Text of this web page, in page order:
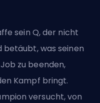
sein Q, der nicht
betäubt, was seinen
zu beenden,
Kampf bringt.
versucht, von